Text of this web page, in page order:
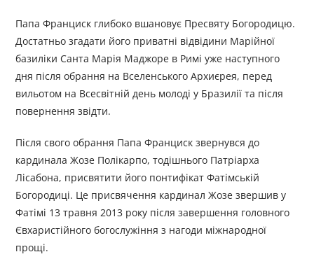
Папа Франциск глибоко вшановує Пресвяту Богородицю.
Достатньо згадати його приватні відвідини Марійної
базиліки Санта Марія Маджоре в Римі уже наступного
дня після обрання на Вселенського Архиєрея, перед
вильотом на Всесвітній день молоді у Бразилії та після
повернення звідти.
Після свого обрання Папа Франциск звернувся до
кардинала Жозе Полікарпо, тодішнього Патріарха
Лісабона, присвятити його понтифікат Фатімській
Богородиці. Це присвячення кардинал Жозе звершив у
Фатімі 13 травня 2013 року після завершення головного
Євхаристійного богослужіння з нагоди міжнародної
прощі.